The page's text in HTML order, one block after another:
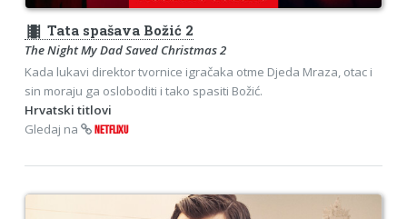
theaters Tata spašava Božić 2
The Night My Dad Saved Christmas 2
Kada lukavi direktor tvornice igračaka otme Djeda Mraza, otac i
sin moraju ga osloboditi i tako spasiti Božić.
Hrvatski titlovi
Gledaj na
NETFLIXU